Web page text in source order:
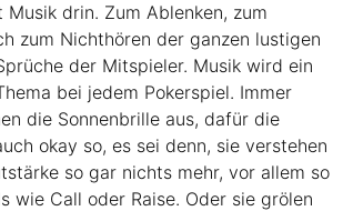
Musik drin. Zum Ablenken, zum
zum Nichthören der ganzen lustigen
der Mitspieler. Musik wird ein
bei jedem Pokerspiel. Immer
die Sonnenbrille aus, dafür die
okay so, es sei denn, sie verstehen
so gar nichts mehr, vor allem so
wie Call oder Raise. Oder sie grölen